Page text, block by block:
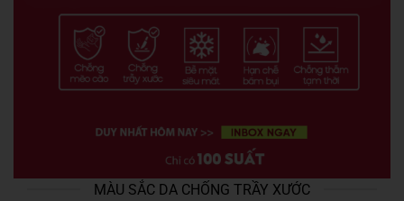
MÀU SẮC DA CHỐNG TRẦY XƯỚC